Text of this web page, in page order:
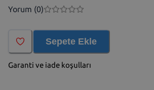
Yorum (0)
Sepete Ekle
Garanti ve iade koşulları